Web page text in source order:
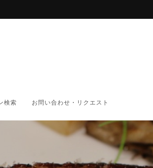
検索 お問い合わせ・リクエスト